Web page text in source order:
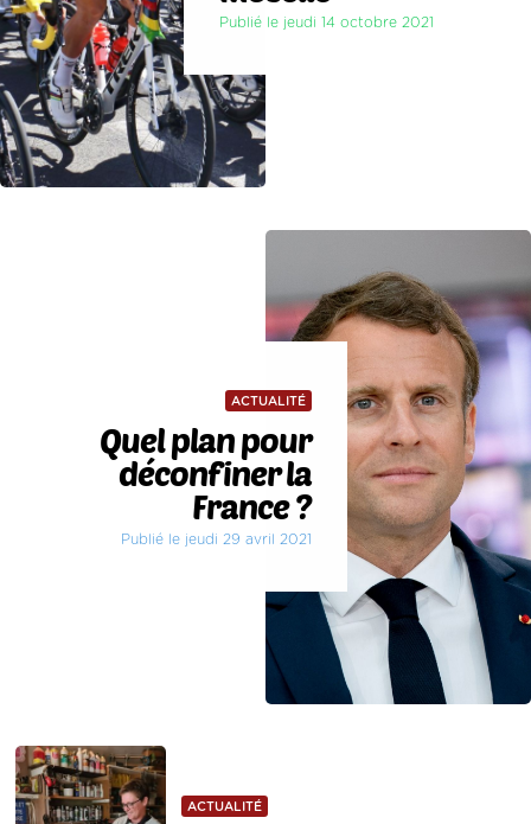
Publié le jeudi 14 octobre 2021
ACTUALITÉ
Quel plan pour
déconfiner la
France ?
Publié le jeudi 29 avril 2021
ACTUALITÉ